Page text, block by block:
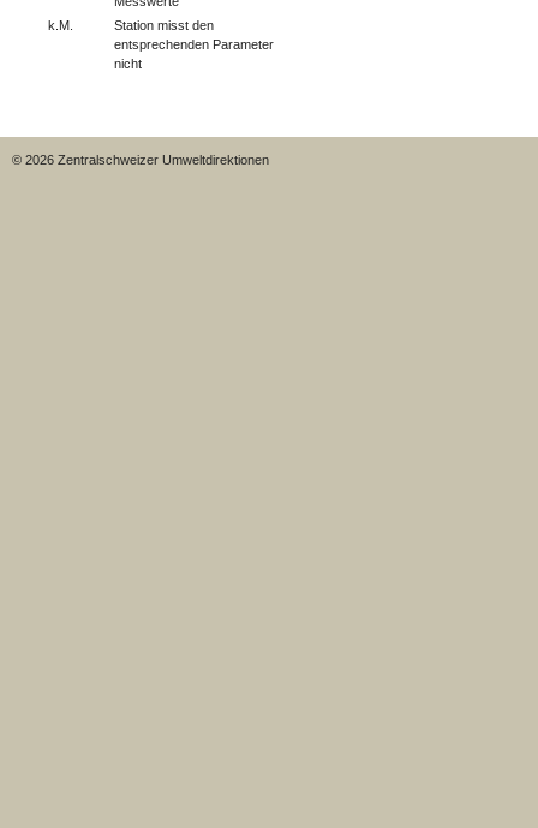
k.M.
Station misst den
entsprechenden Parameter
nicht
© 2026 Zentralschweizer Umweltdirektionen